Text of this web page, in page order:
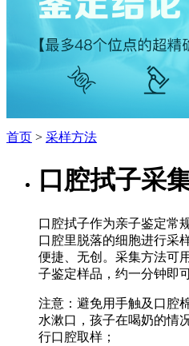
首页 > 采样方法
口腔拭子采
口腔拭子作为亲子鉴定常
口腔里脱落的细胞进行采
便捷、无创。采集方法可
子鉴定样品，约一分钟即
注意：避免用手触及口腔
水漱口，孩子在喝奶的情
行口腔取样；